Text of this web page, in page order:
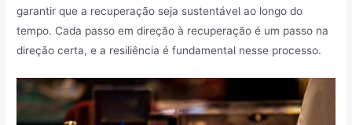
garantir que a recuperação seja sustentável ao longo do
tempo. Cada passo em direção à recuperação é um passo na
direção certa, e a resiliência é fundamental nesse processo.